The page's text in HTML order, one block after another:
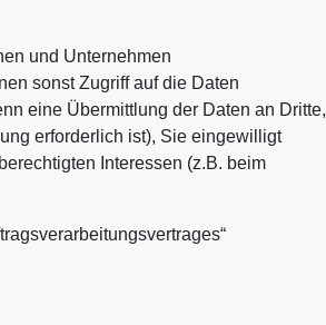
und Unternehmen
sonst Zugriff auf die Daten
eine Übermittlung der Daten an Dritte,
erforderlich ist), Sie eingewilligt
Interessen (z.B. beim